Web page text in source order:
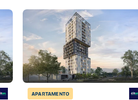
APARTAMENTO